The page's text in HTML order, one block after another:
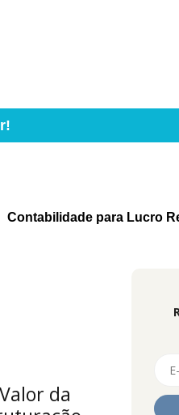
Contabilidade para Lucro
da